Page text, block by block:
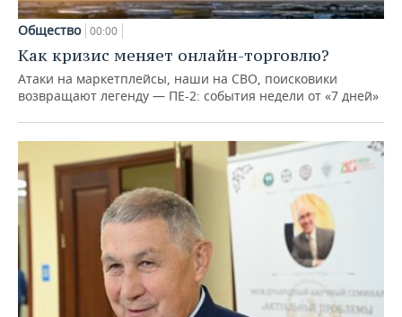
Общество 00:00
Как кризис меняет онлайн-торговлю?
Атаки на маркетплейсы, наши на СВО, поисковики
возвращают легенду — ПЕ-2: события недели от «7 дней»